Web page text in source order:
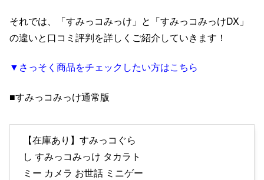
それでは、「すみっコみっけ」と「すみっコみっけDX」
の違いと口コミ評判を詳しくご紹介していきます！
▼さっそく商品をチェックしたい方はこちら
■すみっコみっけ通常版
【在庫あり】すみっコぐら
し すみっコみっけ タカラト
ミー カメラ お世話 ミニゲー